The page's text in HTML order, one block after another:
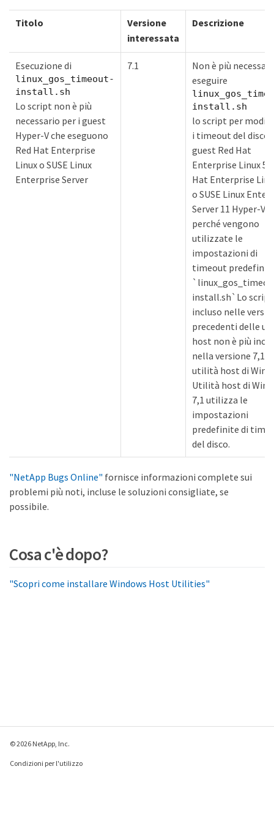
Titolo
Versione
interessata
Descrizione
Esecuzione di
linux_gos_timeout-
install.sh
Lo script non è più
necessario per i guest
Hyper-V che eseguono
Red Hat Enterprise
Linux o SUSE Linux
Enterprise Server
7.1
Non è più
eseguire
install.sh
lo script per
i timeout del disco
guest Red Hat
Enterprise Linux 5,
Hat Enterprise
o SUSE Linux
Server 11 Hyper-V
perché vengono
utilizzate le
impostazioni di
timeout
install.sh`Lo script
incluso nelle
precedenti delle
host non è più
nella versione 7,1
utilità host di
Utilità host di
7,1 utilizza le
impostazioni
predefinite di
del disco.
"NetApp Bugs Online" fornisce informazioni complete sui
problemi più noti, incluse le soluzioni consigliate, se
possibile.
Cosa c'è dopo?
"Scopri come installare Windows Host Utilities"
© 2026 NetApp, Inc.
Condizioni per l'utilizzo